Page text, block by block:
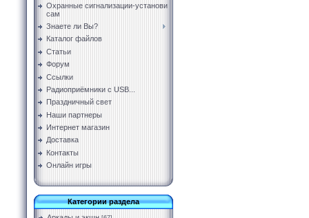
Охранные сигнализации-установи
сам
Знаете ли Вы?
Каталог файлов
Статьи
Форум
Ссылки
Радиоприёмники с USB...
Праздничный свет
Наши партнеры
Интернет магазин
Доставка
Контакты
Онлайн игры
Категории раздела